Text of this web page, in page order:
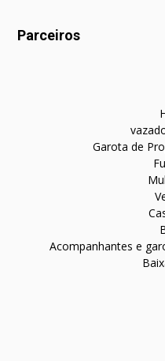
Parceiros
Garota de
Acompanhantes e